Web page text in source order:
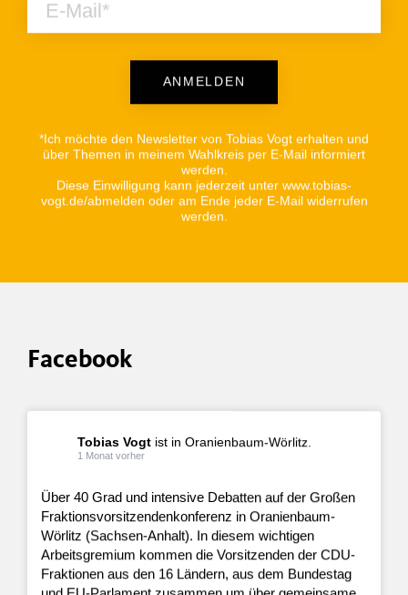
ANMELDEN
*Ich möchte den Newsletter von Tobias Vogt erhalten und
über Themen in meinem Wahlkreis per E-Mail informiert
werden.
Diese Einwilligung kann jederzeit unter www.tobias-
vogt.de/abmelden oder am Ende jeder E-Mail widerrufen
werden.
Facebook
Tobias Vogt ist in Oranienbaum-Wörlitz.
1 Monat vorher
Über 40 Grad und intensive Debatten auf der Großen
Fraktionsvorsitzendenkonferenz in Oranienbaum-
Wörlitz (Sachsen-Anhalt). In diesem wichtigen
Arbeitsgremium kommen die Vorsitzenden der CDU-
Fraktionen aus den 16 Ländern, aus dem Bundestag